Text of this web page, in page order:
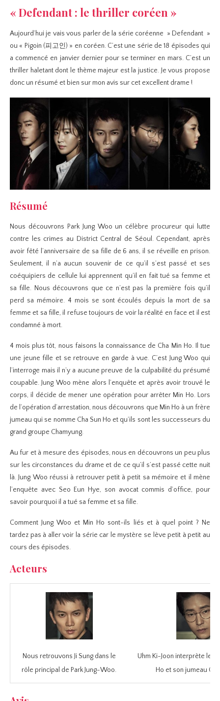
« Defendant : le thriller coréen »
Aujourd’hui je vais vous parler de la série coréenne » Defendant »
ou « Pigoin (피고인) » en coréen. C’est une série de 18 épisodes qui
a commencé en janvier dernier pour se terminer en mars. C’est un
thriller haletant dont le thème majeur est la justice. Je vous propose
donc un résumé et bien sur mon avis sur cet excellent drame !
Résumé
Nous découvrons Park Jung Woo un célèbre procureur qui lutte
contre les crimes au District Central de Séoul. Cependant, après
avoir fêté l’anniversaire de sa fille de 6 ans, il se réveille en prison.
Seulement, il n’a aucun souvenir de ce qu’il s’est passé et ses
coéquipiers de cellule lui apprennent qu’il en fait tué sa femme et
sa fille. Nous découvrons que ce n’est pas la première fois qu’il
perd sa mémoire. 4 mois se sont écoulés depuis la mort de sa
femme et sa fille, il refuse toujours de voir la réalité en face et il est
condamné à mort.
4 mois plus tôt, nous faisons la connaissance de Cha Min Ho. Il tue
une jeune fille et se retrouve en garde à vue. C’est Jung Woo qui
l’interroge mais il n’y a aucune preuve de la culpabilité du présumé
coupable. Jung Woo mène alors l’enquête et après avoir trouvé le
corps, il décide de mener une opération pour arrêter Min Ho. Lors
de l’opération d’arrestation, nous découvrons que Min Ho à un frère
jumeau qui se nomme Cha Sun Ho et qu’ils sont les successeurs du
grand groupe Chamyung.
Au fur et à mesure des épisodes, nous en découvrons un peu plus
sur les circonstances du drame et de ce qu’il s’est passé cette nuit
là. Jung Woo réussi à retrouver petit à petit sa mémoire et il mène
l’enquête avec Seo Eun Hye, son avocat commis d’office, pour
savoir pourquoi il a tué sa femme et sa fille.
Comment Jung Woo et Min Ho sont-ils liés et à quel point ? Ne
tardez pas à aller voir la série car le mystère se lève petit à petit au
cours des épisodes.
Acteurs
Nous retrouvons Ji Sung dans le
rôle principal de Park Jung-Woo.
Uhm Ki-Joon interprète le
Ho et son jumeau